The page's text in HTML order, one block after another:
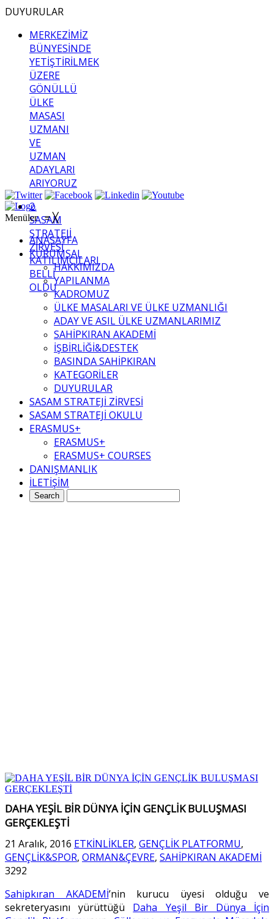
DUYURULAR
MERKEZİMİZ
BÜNYESİNDE
YETİŞTİRİLMEK
ÜZERE
GÖNÜLLÜ
ÜLKE
MASASI
UZMANI
VE
UZMAN
ADAYLARI
ARIYORUZ
2.
SASAM
STRATEJİ
ZİRVESİ
KATILIMCILARI
BELLİ
OLDU
Menüler≡ ╳
ANASAYFA
KURUMSAL
HAKKIMIZDA
YAPILANMA
KADROMUZ
ÜLKE MASALARI VE ÜLKE UZMANLIĞI
ADAY VE ASIL ÜLKE UZMANLARIMIZ
SAHİPKIRAN AKADEMİ
İŞBİRLİĞİ&DESTEK
BASINDA SAHİPKIRAN
KATEGORİLER
DUYURULAR
SASAM STRATEJİ ZİRVESİ
SASAM STRATEJİ OKULU
ERASMUS+
ERASMUS+
ERASMUS+ COURSES
DANIŞMANLIK
İLETİŞİM
DAHA YEŞİL BİR DÜNYA İÇİN GENÇLİK BULUŞMASI
GERÇEKLEŞTİ
21 Aralık, 2016 ETKİNLİKLER, GENÇLİK PLATFORMU,
GENÇLİK&SPOR, ORMAN&ÇEVRE, SAHİPKIRAN AKADEMİ
3292
Sahipkıran AKADEMİ’nin kurucu üyesi olduğu ve
sekreteryasını yürüttüğü Daha Yeşil Bir Dünya İçin